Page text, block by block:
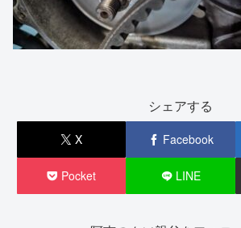
シェアする
X Facebook
Pocket LINE